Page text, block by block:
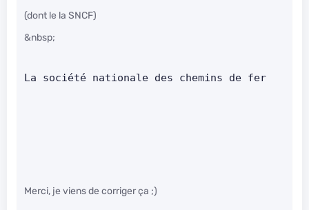
(dont le la SNCF)
&nbsp;
La société nationale des chemins de fer
Merci, je viens de corriger ça ;)